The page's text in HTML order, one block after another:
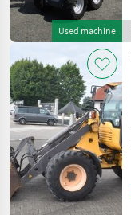
Used machine